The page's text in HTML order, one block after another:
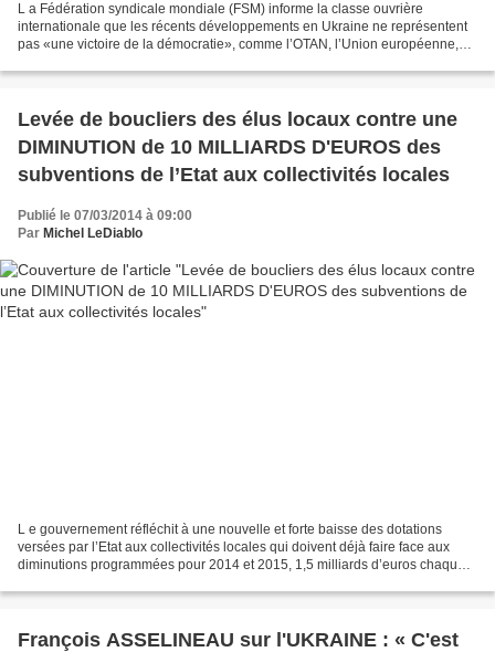
L a Fédération syndicale mondiale (FSM) informe la classe ouvrière
internationale que les récents développements en Ukraine ne représentent
pas «une victoire de la démocratie», comme l’OTAN, l’Union européenne,
Levée de boucliers des élus locaux contre une
DIMINUTION de 10 MILLIARDS D'EUROS des
subventions de l’Etat aux collectivités locales
Publié le 07/03/2014 à 09:00
Par Michel LeDiablo
L e gouvernement réfléchit à une nouvelle et forte baisse des dotations
versées par l’Etat aux collectivités locales qui doivent déjà faire face aux
diminutions programmées pour 2014 et 2015, 1,5 milliards d’euros chaque
François ASSELINEAU sur l'UKRAINE : « C'est